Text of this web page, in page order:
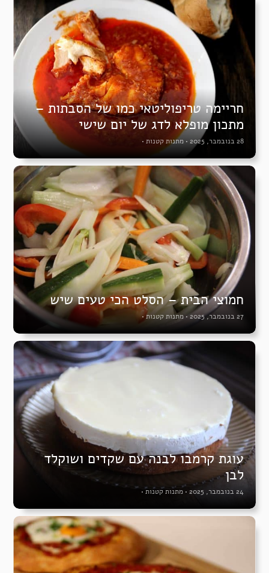
חריימה טריפוליטאי כמו של הסבתות –
מתכון מופלא לדג של יום שישי
28 בנובמבר, 2025 • מתנות קטנות •
חמוצי הבית – הסלט הכי טעים שיש
27 בנובמבר, 2025 • מתנות קטנות•
עוגת קרמבו לבנה עם שקדים ושוקלד
לבן
24 בנובמבר, 2025 • מתנות קטנות •